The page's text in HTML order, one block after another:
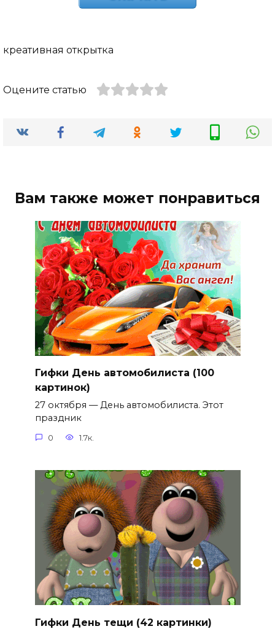
креативная открытка
Оцените статью
Вам также может понравиться
Гифки День автомобилиста (100
картинок)
27 октября — День автомобилиста. Этот
праздник
0 1.7к.
Гифки День тещи (42 картинки)